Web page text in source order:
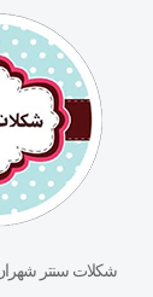
شکلات سنتر